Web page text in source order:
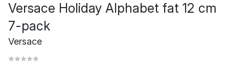
Versace Holiday Alphabet fat 12 cm
7-pack
Versace